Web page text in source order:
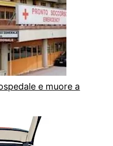
e muore a